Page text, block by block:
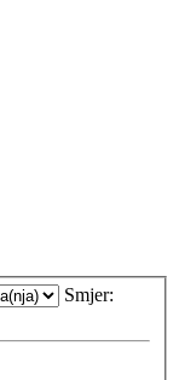
Smjer: